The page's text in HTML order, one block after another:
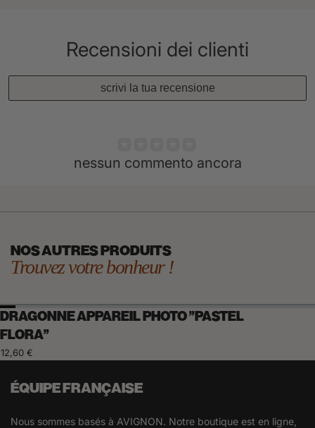
Recensioni dei clienti
scrivi la tua recensione
nessun commento ancora
NOS AUTRES PRODUITS
Trouvez votre bonheur !
DRAGONNE APPAREIL PHOTO "PASTEL
FLORA"
12,60 €
ÉQUIPE FRANÇAISE
Nous sommes basés à AVIGNON. Notre boutique est en ligne,